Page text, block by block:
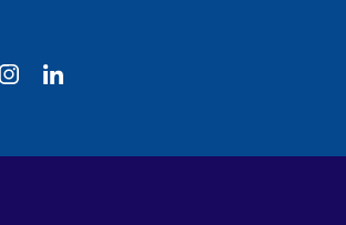
Instagram
section